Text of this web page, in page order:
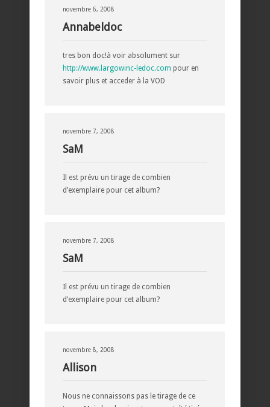
novembre 6, 2008
Annabeldoc
tres bon doc!à voir absolument sur
http://www.largowinc-ledoc.com pour en
savoir plus et acceder à la VOD
novembre 7, 2008
SaM
Il est prévu un tirage de combien
d’exemplaire pour cet album?
novembre 7, 2008
SaM
Il est prévu un tirage de combien
d’exemplaire pour cet album?
novembre 8, 2008
Allison
Nous ne connaissons pas le tirage de ce